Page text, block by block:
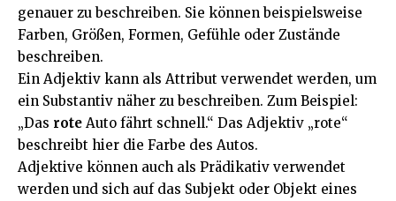
genauer zu beschreiben. Sie können beispielsweise
Farben, Größen, Formen, Gefühle oder Zustände
beschreiben.
Ein Adjektiv kann als Attribut verwendet werden, um
ein Substantiv näher zu beschreiben. Zum Beispiel:
„Das rote Auto fährt schnell.“ Das Adjektiv „rote“
beschreibt hier die Farbe des Autos.
Adjektive können auch als Prädikativ verwendet
werden und sich auf das Subjekt oder Objekt eines